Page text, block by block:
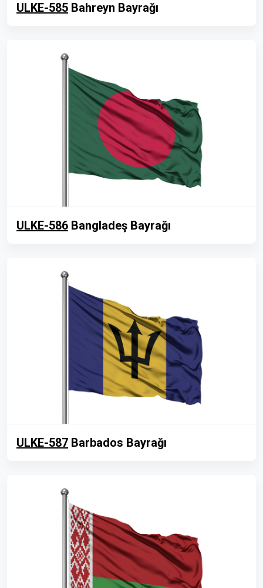
ULKE-585 Bahreyn Bayrağı
ULKE-586 Bangladeş Bayrağı
ULKE-587 Barbados Bayrağı